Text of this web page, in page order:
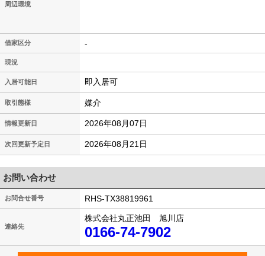
周辺環境
借家区分 -
現況
入居可能日 即入居可
取引態様 媒介
情報更新日 2026年08月07日
次回更新予定日 2026年08月21日
お問い合わせ
お問合せ番号 RHS-TX38819961
連絡先
株式会社丸正池田 旭川店
0166-74-7902